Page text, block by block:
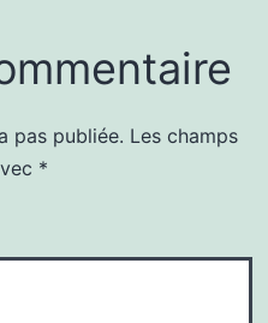
pas publiée. Les champs
*